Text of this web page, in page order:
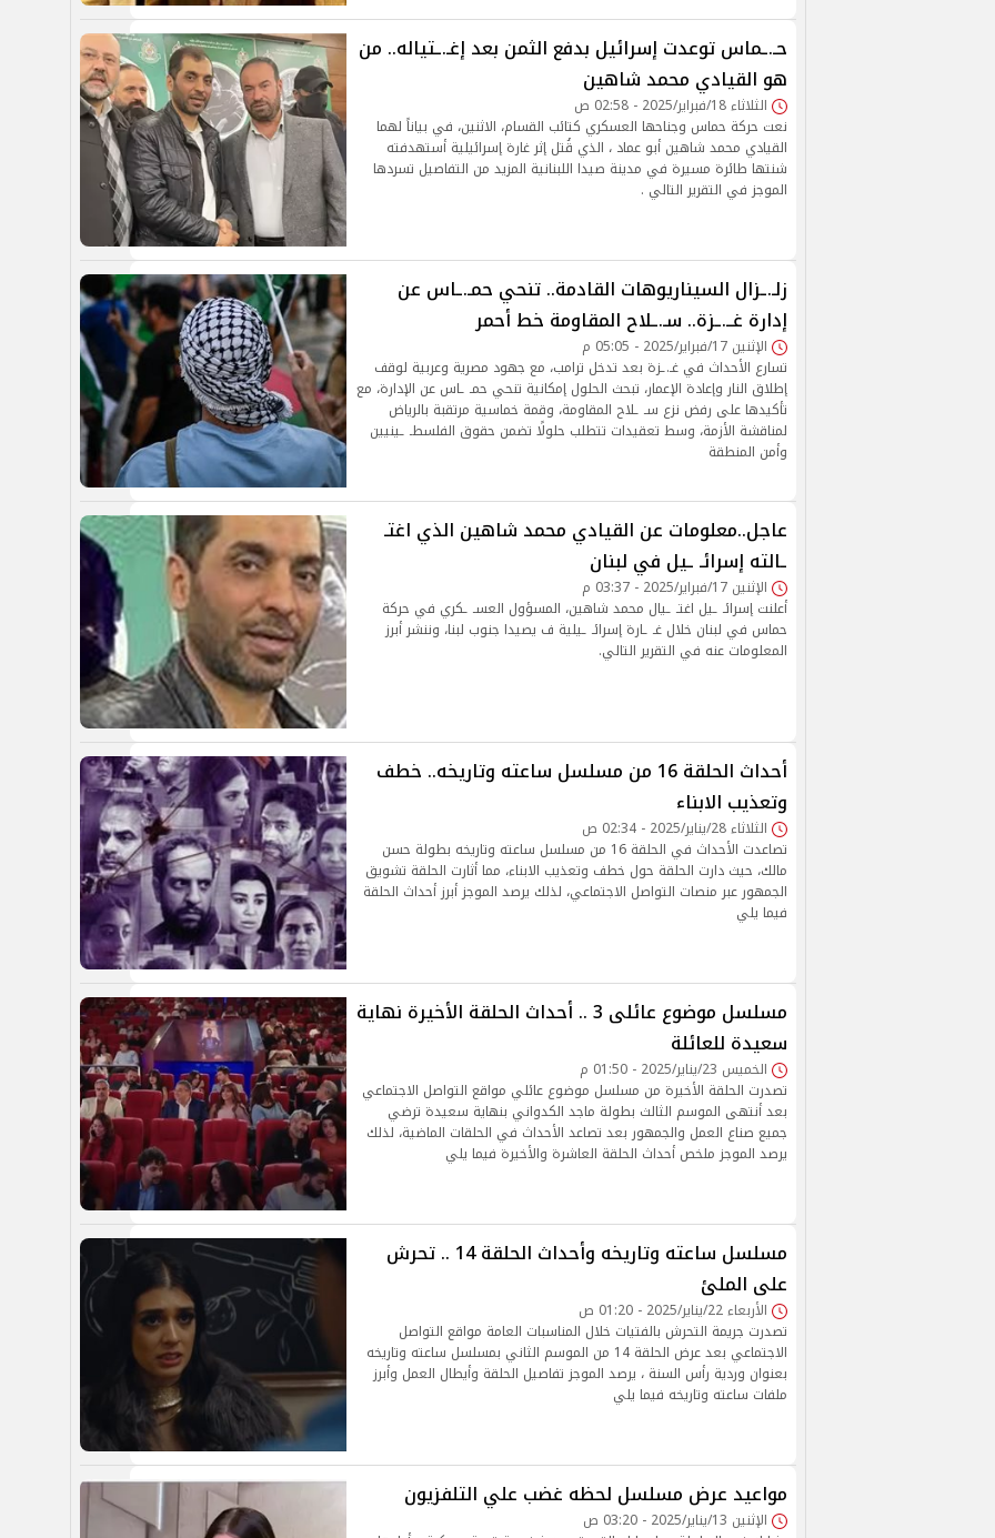
حـ.ـماس توعدت إسرائيل بدفع الثمن بعد إغـ.ـتياله.. من
هو القيادي محمد شاهين
الثلاثاء 18/فبراير/2025 - 02:58 ص
نعت حركة حماس وجناحها العسكري كتائب القسام، الاثنين، في بياناً لهما
القيادي محمد شاهين أبو عماد ، الذي قُتل إثر غارة إسرائيلية أستهدفته
شنتها طائرة مسيرة في مدينة صيدا اللبنانية المزيد من التفاصيل تسردها
الموجز في التقرير التالي .
زلـ.ـزال السيناريوهات القادمة.. تنحي حمـ.ـاس عن
إدارة غــ.ـزة.. سـ.ـلاح المقاومة خط أحمر
الإثنين 17/فبراير/2025 - 05:05 م
تسارع الأحداث في غـ.ـزة بعد تدخل ترامب، مع جهود مصرية وعربية لوقف
إطلاق النار وإعادة الإعمار، تبحث الحلول إمكانية تنحي حمـ ـاس عن الإدارة، مع
تأكيدها على رفض نزع سـ ـلاح المقاومة، وقمة خماسية مرتقبة بالرياض
لمناقشة الأزمة، وسط تعقيدات تتطلب حلولًا تضمن حقوق الفلسطـ ـينيين
وأمن المنطقة
عاجل..معلومات عن القيادي محمد شاهين الذي اغتـ
ـالته إسرائـ ـيل في لبنان
الإثنين 17/فبراير/2025 - 03:37 م
أعلنت إسرائـ ـيل اغتـ ـيال محمد شاهين، المسؤول العسـ ـكري في حركة
حماس في لبنان خلال غـ ـارة إسرائـ ـيلية ف يصيدا جنوب لبنا، وننشر أبرز
المعلومات عنه في التقرير التالي.
أحداث الحلقة 16 من مسلسل ساعته وتاريخه.. خطف
وتعذيب الابناء
الثلاثاء 28/يناير/2025 - 02:34 ص
تصاعدت الأحداث في الحلقة 16 من مسلسل ساعته وتاريخه بطولة حسن
مالك، حيث دارت الحلقة حول خطف وتعذيب الابناء، مما أثارت الحلقة تشويق
الجمهور عبر منصات التواصل الاجتماعي، لذلك يرصد الموجز أبرز أحداث الحلقة
فيما يلي
مسلسل موضوع عائلى 3 .. أحداث الحلقة الأخيرة نهاية
سعيدة للعائلة
الخميس 23/يناير/2025 - 01:50 م
تصدرت الحلقة الأخيرة من مسلسل موضوع عائلي مواقع التواصل الاجتماعي
بعد أنتهى الموسم الثالث بطولة ماجد الكدواني بنهاية سعيدة ترضي
جميع صناع العمل والجمهور بعد تصاعد الأحداث في الحلقات الماضية، لذلك
يرصد الموجز ملخص أحداث الحلقة العاشرة والأخيرة فيما يلي
مسلسل ساعته وتاريخه وأحداث الحلقة 14 .. تحرش
على الملئ
الأربعاء 22/يناير/2025 - 01:20 ص
تصدرت جريمة التحرش بالفتيات خلال المناسبات العامة مواقع التواصل
الاجتماعي بعد عرض الحلقة 14 من الموسم الثاني بمسلسل ساعته وتاريخه
بعنوان وردية رأس السنة ، يرصد الموجز تفاصيل الحلقة وأيطال العمل وأبرز
ملفات ساعته وتاريخه فيما يلي
مواعيد عرض مسلسل لحظه غضب علي التلفزيون
الإثنين 13/يناير/2025 - 03:20 ص